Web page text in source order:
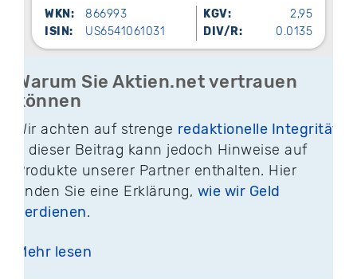
WKN: 866993 KGV:
2,95
ISIN:
US6541061031 DIV/R: 0.0135
Warum Sie Aktien.net vertrauen
können
Wir achten auf strenge redaktionelle Integrität
– dieser Beitrag kann jedoch Hinweise auf
Produkte unserer Partner enthalten. Hier
finden Sie eine Erklärung, wie wir Geld
verdienen.
Mehr lesen